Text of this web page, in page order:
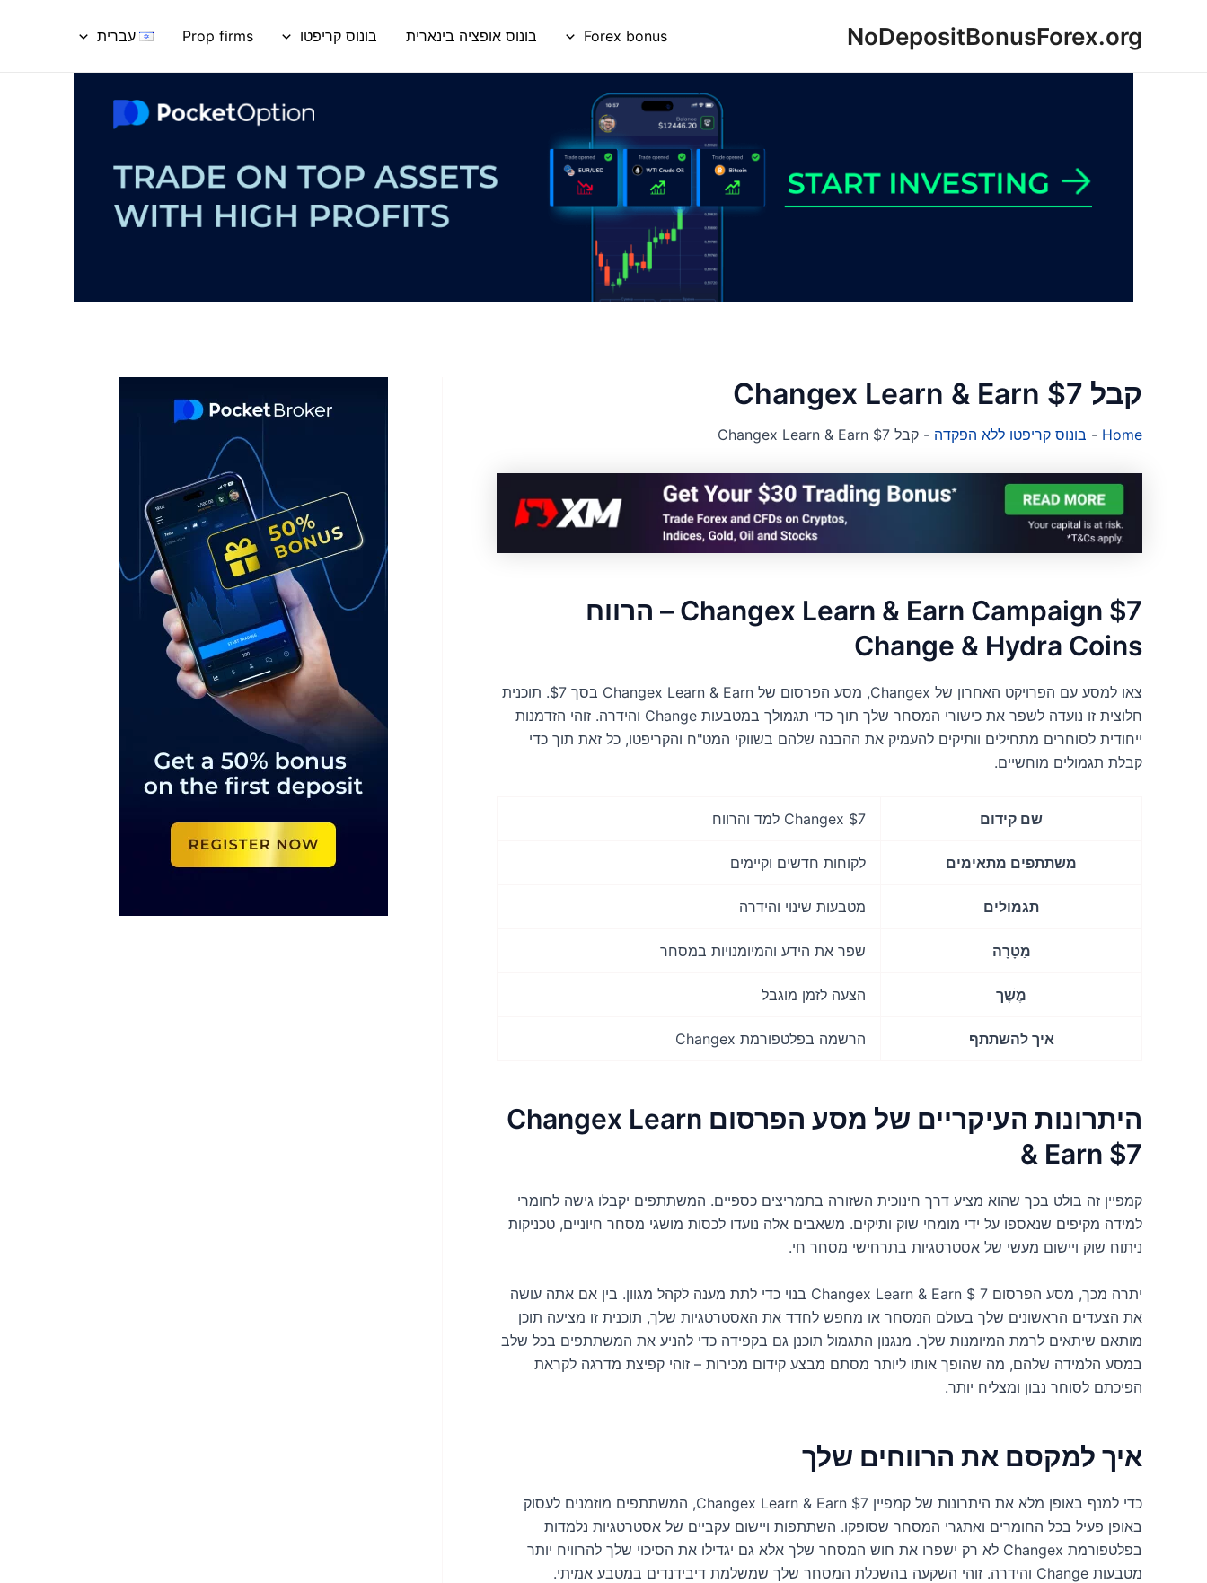
NoDepositBonusForex.org
Forex bonus בונוס אופציה בינארית בונוס קריפטו Prop firms עברית
קבל $7 Changex Learn & Earn
Home
- בונוס קריפטו ללא הפקדה - קבל $7 Changex Learn & Earn
$7 Changex Learn & Earn Campaign – הרווח
Change & Hydra Coins
צאו למסע עם הפרויקט האחרון של Changex, מסע הפרסום של Changex Learn & Earn בסך $7. תוכנית
חלוצית זו נועדה לשפר את כישורי המסחר שלך תוך כדי תגמולך במטבעות Change והידרה. זוהי הזדמנות
ייחודית לסוחרים מתחילים וותיקים להעמיק את ההבנה שלהם בשווקי המט"ח והקריפטו, כל זאת תוך כדי
קבלת תגמולים מוחשיים.
שם קידום $7 Changex למד והרווח
משתתפים מתאימים לקוחות חדשים וקיימים
תגמולים מטבעות שינוי והידרה
מַטָרָה שפר את הידע והמיומנויות במסחר
מֶשֶׁך הצעה לזמן מוגבל
איך להשתתף הרשמה בפלטפורמת Changex
היתרונות העיקריים של מסע הפרסום Changex Learn
& Earn $7
קמפיין זה בולט בכך שהוא מציע דרך חינוכית השזורה בתמריצים כספיים. המשתתפים יקבלו גישה לחומרי
למידה מקיפים שנאספו על ידי מומחי שוק ותיקים. משאבים אלה נועדו לכסות מושגי מסחר חיוניים, טכניקות
ניתוח שוק ויישום מעשי של אסטרטגיות בתרחישי מסחר חי.
יתרה מכך, מסע הפרסום Changex Learn & Earn $ 7 בנוי כדי לתת מענה לקהל מגוון. בין אם אתה עושה
את הצעדים הראשונים שלך בעולם המסחר או מחפש לחדד את האסטרטגיות שלך, תוכנית זו מציעה תוכן
מותאם שיתאים לרמת המיומנות שלך. מנגנון התגמול תוכנן גם בקפידה כדי להניע את המשתתפים בכל שלב
במסע הלמידה שלהם, מה שהופך אותו ליותר מסתם מבצע קידום מכירות – זוהי קפיצת מדרגה לקראת
הפיכתם לסוחר נבון ומצליח יותר.
איך למקסם את הרווחים שלך
כדי למנף באופן מלא את היתרונות של קמפיין Changex Learn & Earn $7, המשתתפים מוזמנים לעסוק
באופן פעיל בכל החומרים ואתגרי המסחר שסופקו. השתתפות ויישום עקביים של אסטרטגיות נלמדות
בפלטפורמת Changex לא רק ישפרו את חוש המסחר שלך אלא גם יגדילו את הסיכוי שלך להרוויח יותר
מטבעות Change והידרה. זוהי השקעה בהשכלת המסחר שלך שמשלמת דיבידנדים במטבע אמיתי.